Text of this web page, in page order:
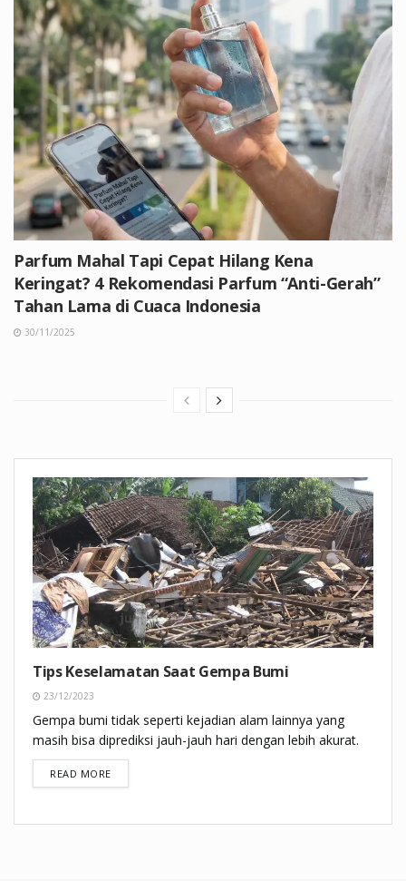
Parfum Mahal Tapi Cepat Hilang Kena
Keringat? 4 Rekomendasi Parfum “Anti-Gerah”
Tahan Lama di Cuaca Indonesia
30/11/2025
Tips Keselamatan Saat Gempa Bumi
23/12/2023
Gempa bumi tidak seperti kejadian alam lainnya yang
masih bisa diprediksi jauh-jauh hari dengan lebih akurat.
READ MOREDETAILS